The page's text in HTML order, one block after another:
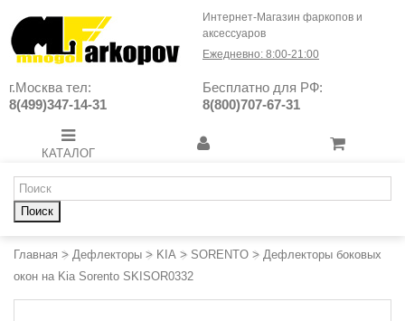
Интернет-Магазин фаркопов и
аксессуаров
Ежедневно: 8:00-21:00
г.Москва тел:
8(499)347-14-31
Бесплатно для РФ:
8(800)707-67-31
КАТАЛОГ
Поиск
Главная > Дефлекторы > KIA > SORENTO > Дефлекторы боковых
окон на Kia Sorento SKISOR0332